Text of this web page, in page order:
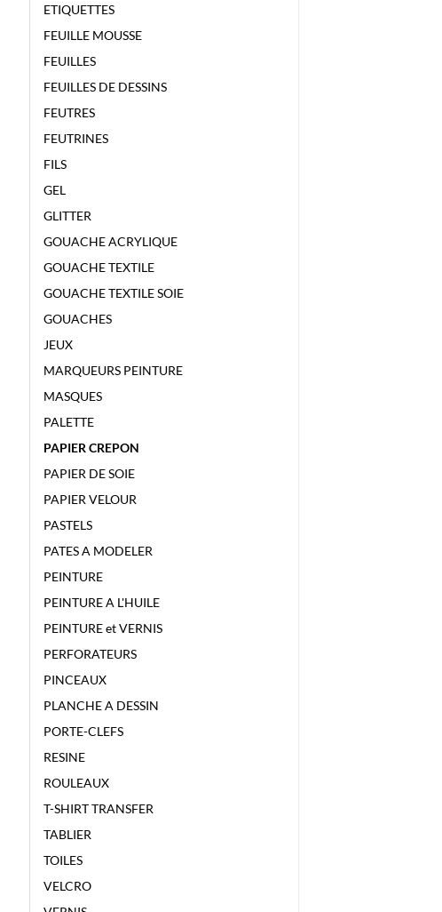
ETIQUETTES
FEUILLE MOUSSE
FEUILLES
FEUILLES DE DESSINS
FEUTRES
FEUTRINES
FILS
GEL
GLITTER
GOUACHE ACRYLIQUE
GOUACHE TEXTILE
GOUACHE TEXTILE SOIE
GOUACHES
JEUX
MARQUEURS PEINTURE
MASQUES
PALETTE
PAPIER CREPON
PAPIER DE SOIE
PAPIER VELOUR
PASTELS
PATES A MODELER
PEINTURE
PEINTURE A L'HUILE
PEINTURE et VERNIS
PERFORATEURS
PINCEAUX
PLANCHE A DESSIN
PORTE-CLEFS
RESINE
ROULEAUX
T-SHIRT TRANSFER
TABLIER
TOILES
VELCRO